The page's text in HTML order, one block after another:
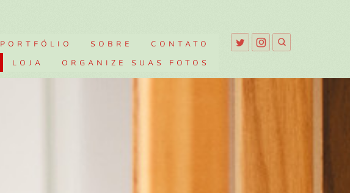
PORTFÓLIO SOBRE
CONTATO
LOJA ORGANIZE SUAS FOTOS